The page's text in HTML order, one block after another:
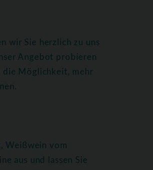
wir Sie herzlich zu uns
Angebot probieren
die Möglichkeit, mehr
Weißwein vom
aus und lassen Sie